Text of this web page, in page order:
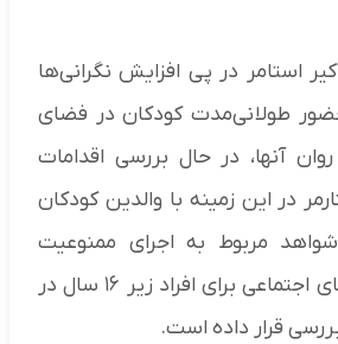
استامر در پی افزایش نگرانی‌ها
طولانی‌مدت کودکان در فضای
آنها، در حال بررسی اقدامات
در این زمینه با والدین کودکان
مربوط به اجرای ممنوعیت
استفاده از شبکه‌های اجتماعی برای افراد زیر ۱۶ سال در
بررسی قرار داده است.